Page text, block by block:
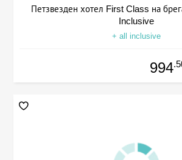
Петзвезден хотел First Class на
Inclusive
+ all inclusive
994